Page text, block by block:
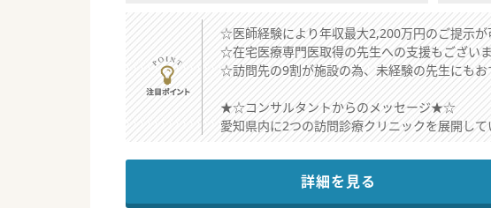
☆医師経験により年収最大2,200万円のご提示が
☆在宅医療専門医取得の先生への支援もござい
☆訪問先の9割が施設の為、未経験の先生にもお
★☆コンサルタントからのメッセージ★☆
愛知県内に2つの訪問診療クリニックを展開し
増患による新規開院の為の常勤医師募集を行っ
将来開業を目指している先生も歓迎しておりま
ご興味お持ちいただけましたら、お気軽にお問
詳細を見る